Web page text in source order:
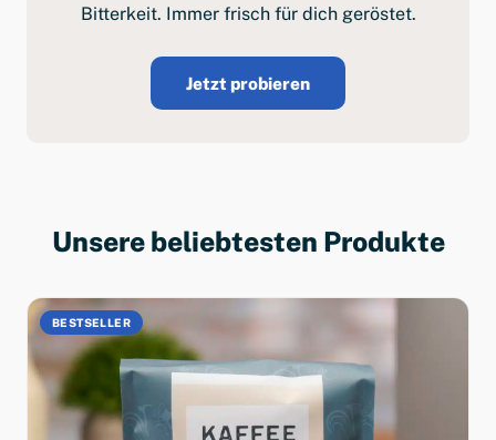
Bitterkeit. Immer frisch für dich geröstet.
Jetzt probieren
Unsere beliebtesten Produkte
BESTSELLER